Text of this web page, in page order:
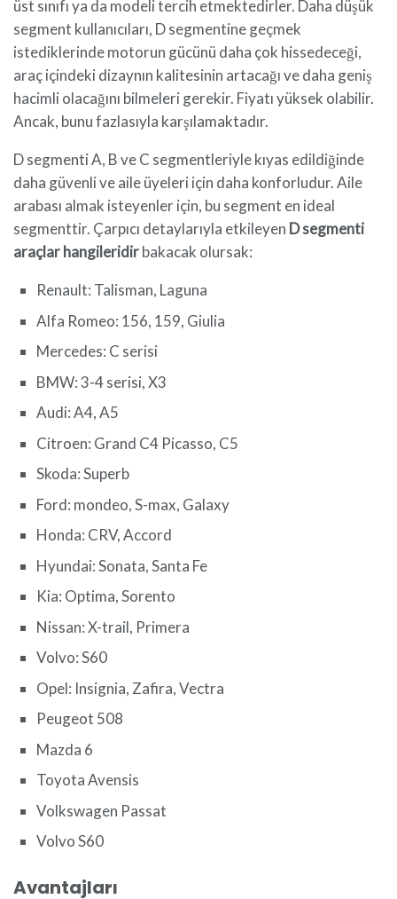
üst sınıfı ya da modeli tercih etmektedirler. Daha düşük
segment kullanıcıları, D segmentine geçmek
istediklerinde motorun gücünü daha çok hissedeceği,
araç içindeki dizaynın kalitesinin artacağı ve daha geniş
hacimli olacağını bilmeleri gerekir. Fiyatı yüksek olabilir.
Ancak, bunu fazlasıyla karşılamaktadır.
D segmenti A, B ve C segmentleriyle kıyas edildiğinde
daha güvenli ve aile üyeleri için daha konforludur. Aile
arabası almak isteyenler için, bu segment en ideal
segmenttir. Çarpıcı detaylarıyla etkileyen D segmenti
araçlar hangileridirbakacak olursak:
Renault: Talisman, Laguna
Alfa Romeo: 156, 159, Giulia
Mercedes: C serisi
BMW: 3-4 serisi, X3
Audi: A4, A5
Citroen: Grand C4 Picasso, C5
Skoda: Superb
Ford: mondeo, S-max, Galaxy
Honda: CRV, Accord
Hyundai: Sonata, Santa Fe
Kia: Optima, Sorento
Nissan: X-trail, Primera
Volvo: S60
Opel: Insignia, Zafira, Vectra
Peugeot 508
Mazda 6
Toyota Avensis
Volkswagen Passat
Volvo S60
Avantajları